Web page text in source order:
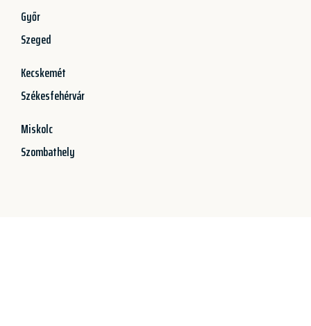
Győr
Szeged
Kecskemét
Székesfehérvár
Miskolc
Szombathely